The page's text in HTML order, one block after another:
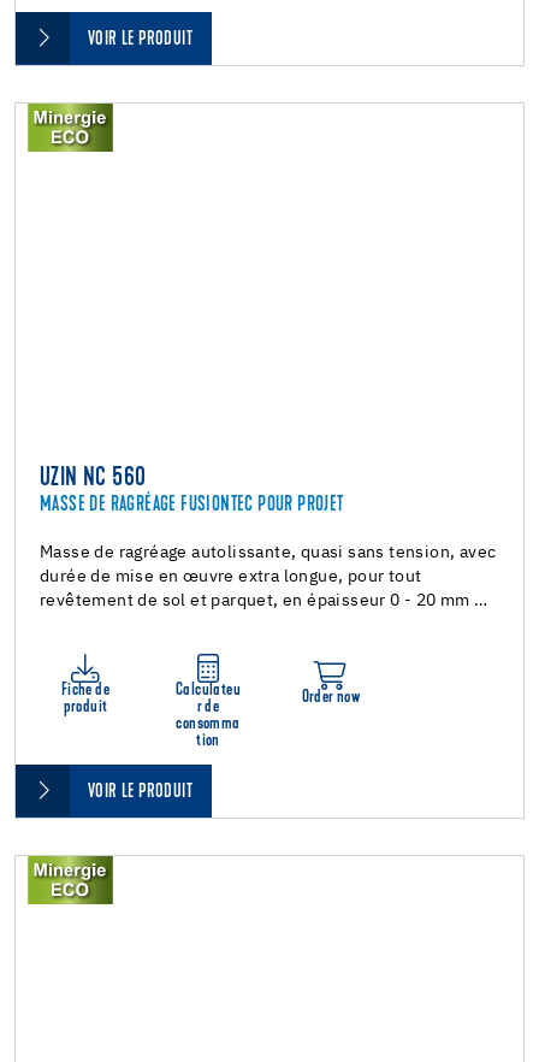
VOIR LE PRODUIT
UZIN NC 560
MASSE DE RAGRÉAGE FUSIONTEC POUR PROJET
Masse de ragréage autolissante, quasi sans tension, avec
durée de mise en œuvre extra longue, pour tout
revêtement de sol et parquet, en épaisseur 0 - 20 mm …
Fiche de
produit
Calculateu
r de
consomma
tion
Order now
VOIR LE PRODUIT